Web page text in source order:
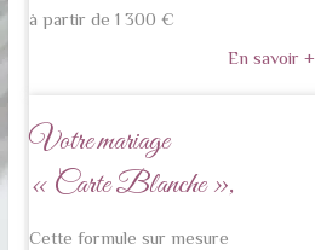
à partir de 1 300 €
En savoir +
Votre mariage
« Carte Blanche »,
Cette formule sur mesure